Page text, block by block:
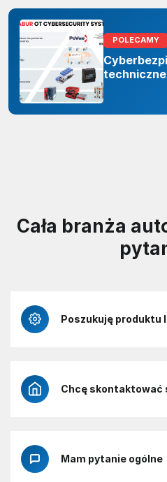
POLECAMY
Cała branża
Poszukuję produktu
Chcę skontaktować
Mam pytanie ogólne